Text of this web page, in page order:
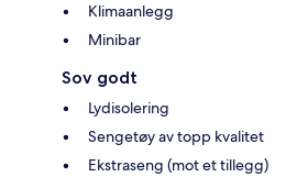
Klimaanlegg
Minibar
Sov godt
Lydisolering
Sengetøy av topp kvalitet
Ekstraseng (mot et tillegg)